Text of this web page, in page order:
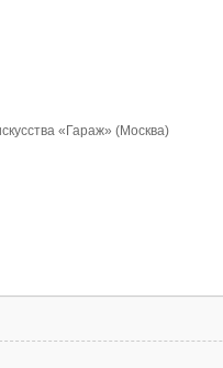
«Гараж» (Москва)